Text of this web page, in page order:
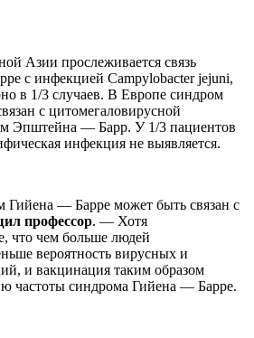
Азии прослеживается связь
с инфекцией Campylobacter jejuni,
в 1/3 случаев. В Европе синдром
с цитомегаловирусной
Эпштейна — Барр. У 1/3 пациентов
инфекция не выявляется.
— Барре может быть связан с
профессор. — Хотя
что чем больше людей
вероятность вирусных и
и вакцинация таким образом
частоты синдрома Гийена — Барре.